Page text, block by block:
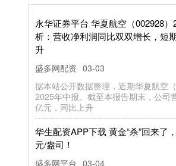
海越互赢配资官网 2025世界女排联
（上）：中国女排5胜3负，暂列第
表现亮眼！_比赛_评分_吴梦洁
盛多网平台 02-04
世界女排联赛完成了两站比赛，中国
场比赛，5胜3负，目前排名第6，整
大的感受就是：不稳定！ 看
好易配资APP下载 四方光电：7月
554.32万元，融资融券余额1.03亿